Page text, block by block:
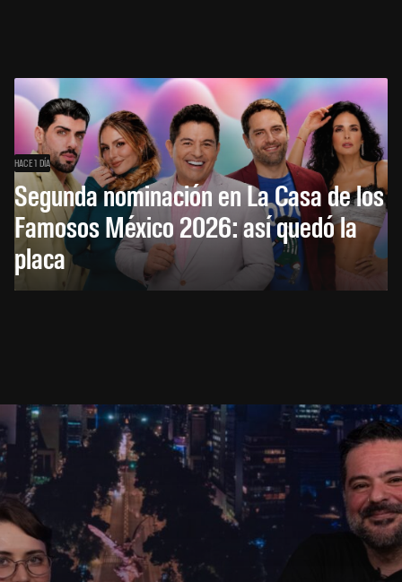
HACE 1 DÍA
Segunda nominación en La Casa de los
Famosos México 2026: así quedó la
placa